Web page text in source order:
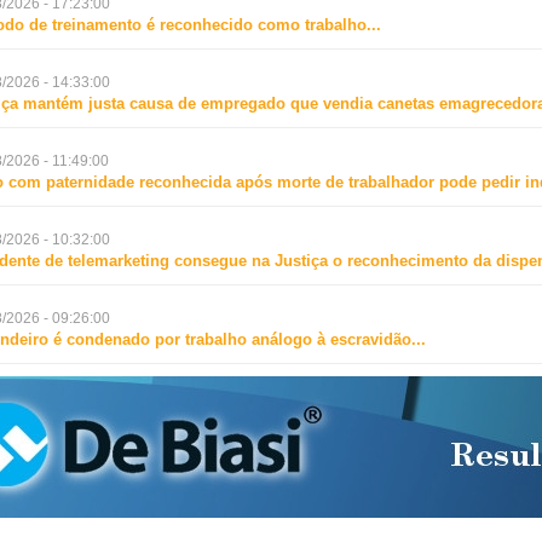
2026 - 17:23:00
de treinamento é reconhecido como trabalho...
2026 - 14:33:00
mantém justa causa de empregado que vendia canetas
2026 - 11:49:00
com paternidade reconhecida após morte de trabalhador pode pedir
2026 - 10:32:00
de telemarketing consegue na Justiça o reconhecimento da
2026 - 09:26:00
é condenado por trabalho análogo à escravidão...